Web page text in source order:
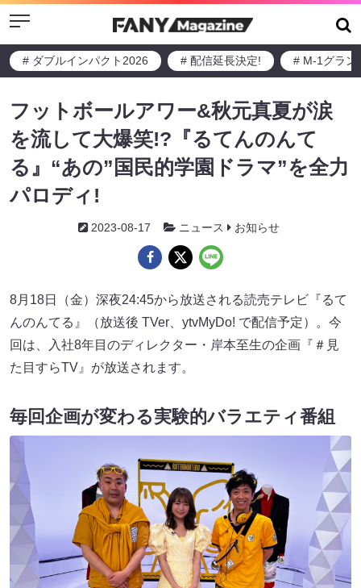
Menu
# ダブルインパクト2026 # 配信延長決定! # M-1グラン
フットボールアワー&秋元真夏が涙
を流して大爆笑!?『るてんのんて
る』“あの”国民的学園ドラマ”を全力
パロディ!
2023-08-17 ニュース お知らせ
8月18日（金）深夜24:45から放送される読売テレビ『るて
んのんてる』（放送後 TVer、ytvMyDo! で配信予定）。今
回は、入社8年目のディレクター・岸本至生の企画『＃見
た目すらTV』が放送されます。
毎回企画が変わる実験的バラエティ番組